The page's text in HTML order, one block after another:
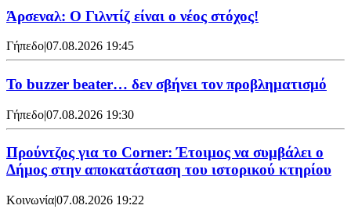
Άρσεναλ: Ο Γιλντίζ είναι ο νέος στόχος!
Γήπεδο|07.08.2026 19:45
Το buzzer beater… δεν σβήνει τoν προβληματισμό
Γήπεδο|07.08.2026 19:30
Προύντζος για το Corner: Έτοιμος να συμβάλει ο
Δήμος στην αποκατάσταση του ιστορικού κτηρίου
Κοινωνία|07.08.2026 19:22